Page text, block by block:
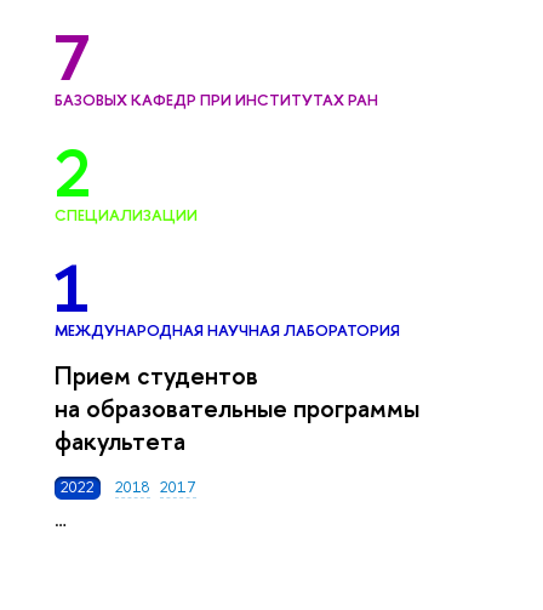
7
БАЗОВЫХ КАФЕДР ПРИ ИНСТИТУТАХ РАН
2
СПЕЦИАЛИЗАЦИИ
1
МЕЖДУНАРОДНАЯ НАУЧНАЯ ЛАБОРАТОРИЯ
Прием студентов
на образовательные программы
факультета
2022 2018 2017
…